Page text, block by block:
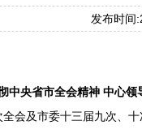
发布时间
中央省市全会精神 中心领
会及市委十三届九次、